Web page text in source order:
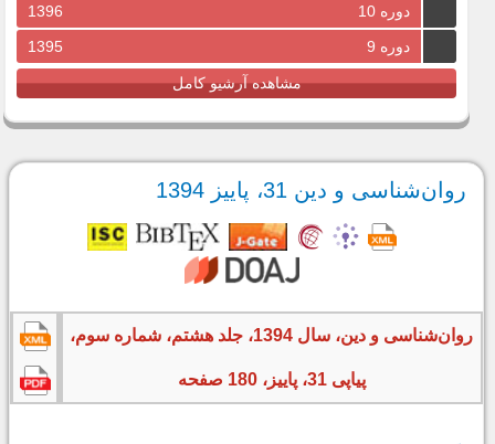
دوره 10
1396
دوره 9
1395
مشاهده آرشیو کامل
روان‌شناسی و دین 31، پاییز 1394
روان‌شناسی و دین، سال 1394، جلد هشتم، شماره سوم،
پیاپی 31، پاییز، 180 صفحه